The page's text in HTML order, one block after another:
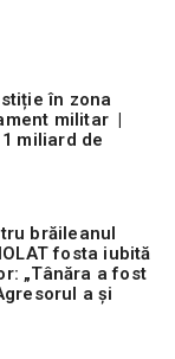
în zona
militar |
miliard de
brăileanul
fosta iubită
„Tânăra a fost
a și